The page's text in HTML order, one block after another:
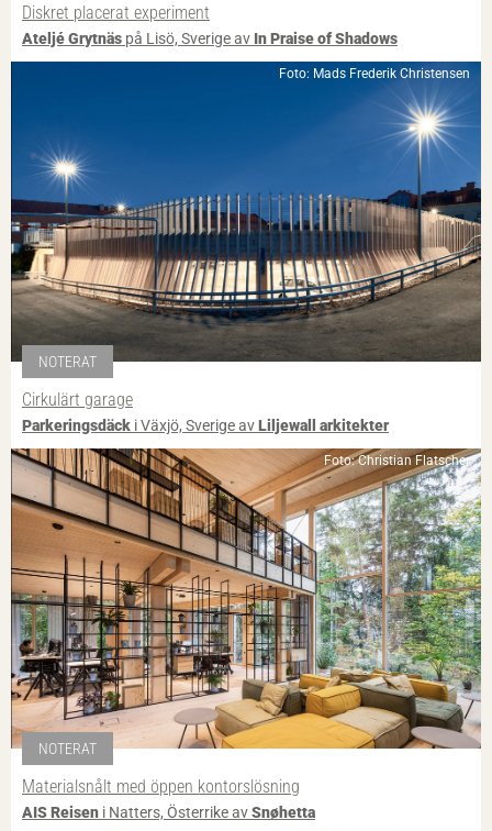
Diskret placerat experiment
Ateljé Grytnäs på Lisö, Sverige av In Praise of Shadows
Foto: Mads Frederik Christensen
NOTERAT
Cirkulärt garage
Parkeringsdäck i Växjö, Sverige avLiljewall arkitekter
Foto: Christian Flatscher
NOTERAT
Materialsnålt med öppen kontorslösning
AIS Reisen i Natters, Österrike avSnøhetta